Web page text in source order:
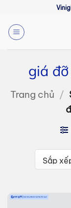
nội
dung
giá
Trang chủ /